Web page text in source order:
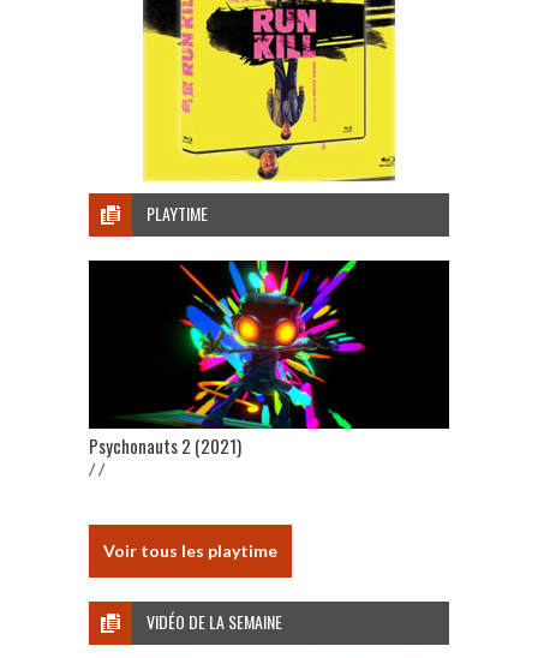
PLAYTIME
Psychonauts 2 (2021)
/ /
Voir tous les playtime
VIDÉO DE LA SEMAINE